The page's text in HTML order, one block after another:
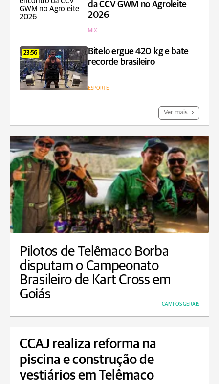
da CCV GWM no Agroleite
2026
MIX
23:56
Bitelo ergue 420 kg e bate
recorde brasileiro
ESPORTE
Ver mais
Pilotos de Telêmaco Borba
disputam o Campeonato
Brasileiro de Kart Cross em
Goiás
CAMPOS GERAIS
CCAJ realiza reforma na
piscina e construção de
vestiários em Telêmaco